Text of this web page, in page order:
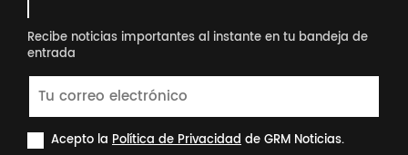
Recibe noticias importantes al instante en tu bandeja de
entrada
Acepto la Política de Privacidadde GRM Noticias.